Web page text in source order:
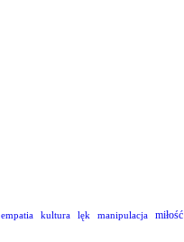
empatia kultura lęk manipulacja miłość